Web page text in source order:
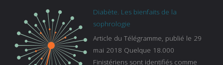
bleu :
https://www.francebleu.fr/emissions/l
sur-le-sommeil
Diabète. Les bienfaits de la
sophrologie
Article du Télégramme, publié le 29
mai 2018 Quelque 18.000
Finistériens sont identifiés comme